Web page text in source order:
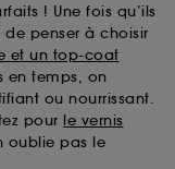
! Une fois qu’ils
penser à choisir
et un top-coat
en temps, on
ou nourrissant.
pour le vernis
oublie pas le